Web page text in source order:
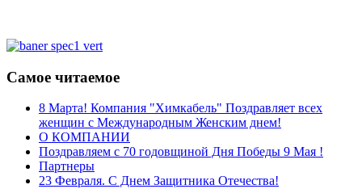
Самое читаемое
8 Марта! Компания "Химкабель" Поздравляет всех
женщин с Международным Женским днем!
О КОМПАНИИ
Поздравляем с 70 годовщиной Дня Победы 9 Мая !
Партнеры
23 Февраля. С Днем Защитника Отечества!